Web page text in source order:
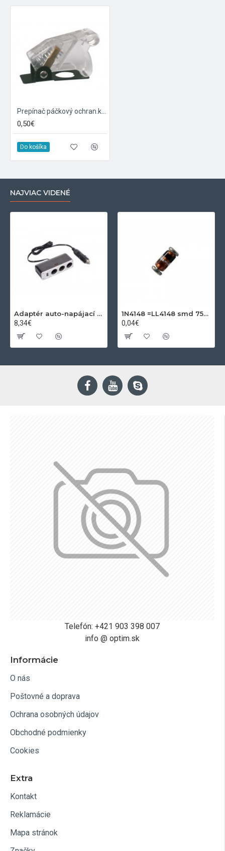
0,50€
Do košíka
NAJVIAC VIDENÉ
Adaptér auto-napájací 1xkon./3x zdierka- 12/24V, USB 1000mA
8,34€
1N4148 =LL4148 smd 75V,0.15A SOD80C
0,04€
Telefón: +421 903 398 007
info @ optim.sk
Informácie
O nás
Poštovné a doprava
Ochrana osobných údajov
Obchodné podmienky
Cookies
Extra
Kontakt
Reklamácie
Mapa stránok